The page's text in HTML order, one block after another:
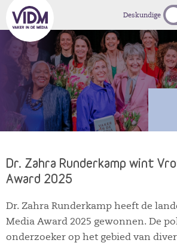
Deskundige
Dr. Zahra Runderkamp wint
Award 2025
Dr. Zahra Runderkamp heeft de
Media Award 2025 gewonnen. De
onderzoeker op het gebied van